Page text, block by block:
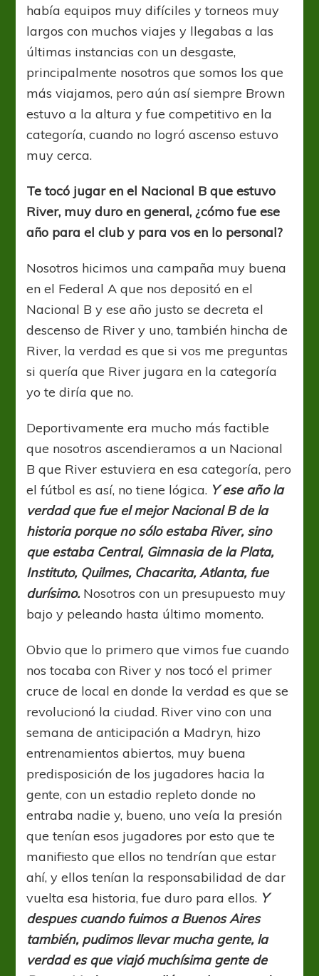
había equipos muy difíciles y torneos muy
largos con muchos viajes y llegabas a las
últimas instancias con un desgaste,
principalmente nosotros que somos los que
más viajamos, pero aún así siempre Brown
estuvo a la altura y fue competitivo en la
categoría, cuando no logró ascenso estuvo
muy cerca.
Te tocó jugar en el Nacional B que estuvo
River, muy duro en general, ¿cómo fue ese
año para el club y para vos en lo personal?
Nosotros hicimos una campaña muy buena
en el Federal A que nos depositó en el
Nacional B y ese año justo se decreta el
descenso de River y uno, también hincha de
River, la verdad es que si vos me preguntas
si quería que River jugara en la categoría
yo te diría que no.
Deportivamente era mucho más factible
que nosotros ascendieramos a un Nacional
B que River estuviera en esa categoría, pero
el fútbol es así, no tiene lógica. Y ese año la
verdad que fue el mejor Nacional B de la
historia porque no sólo estaba River, sino
que estaba Central, Gimnasia de la Plata,
Instituto, Quilmes, Chacarita, Atlanta, fue
durísimo. Nosotros con un presupuesto muy
bajo y peleando hasta último momento.
Obvio que lo primero que vimos fue cuando
nos tocaba con River y nos tocó el primer
cruce de local en donde la verdad es que se
revolucionó la ciudad. River vino con una
semana de anticipación a Madryn, hizo
entrenamientos abiertos, muy buena
predisposición de los jugadores hacia la
gente, con un estadio repleto donde no
entraba nadie y, bueno, uno veía la presión
que tenían esos jugadores por esto que te
manifiesto que ellos no tendrían que estar
ahí, y ellos tenían la responsabilidad de dar
vuelta esa historia, fue duro para ellos. Y
despues cuando fuimos a Buenos Aires
también, pudimos llevar mucha gente, la
verdad es que viajó muchísima gente de